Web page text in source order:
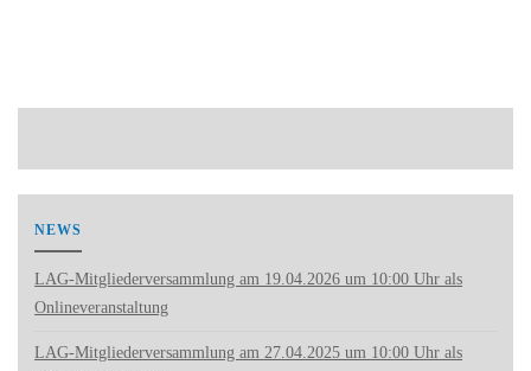
NEWS
LAG-Mitgliederversammlung am 19.04.2026 um 10:00 Uhr als
Onlineveranstaltung
LAG-Mitgliederversammlung am 27.04.2025 um 10:00 Uhr als